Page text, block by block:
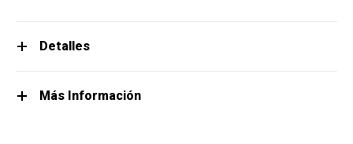
Detalles
Más Información